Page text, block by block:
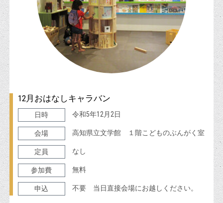
12月おはなしキャラバン
日時 令和5年12月2日
会場 高知県立文学館 １階こどものぶんがく室
定員 なし
参加費 無料
申込 不要 当日直接会場にお越しください。